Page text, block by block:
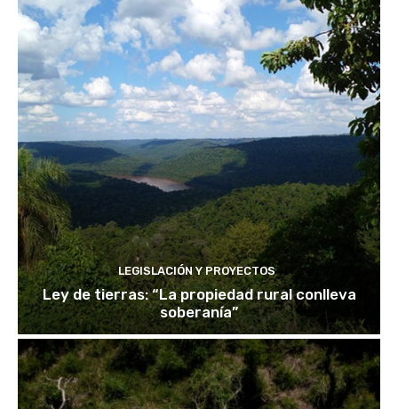
LEGISLACIÓN Y PROYECTOS
Ley de tierras: “La propiedad rural conlleva
soberanía”